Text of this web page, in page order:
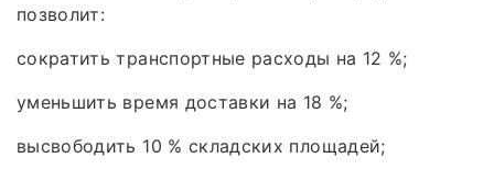
позволит:
сократить транспортные расходы на 12 %;
уменьшить время доставки на 18 %;
высвободить 10 % складских площадей;